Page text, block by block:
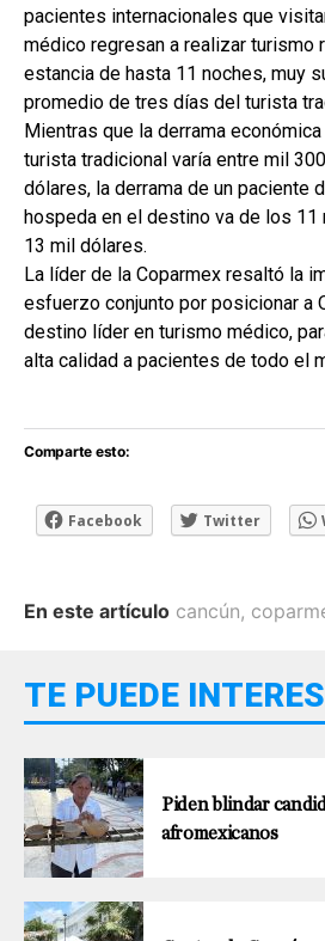
pacientes internacionales que
médico regresan a realizar turismo
estancia de hasta 11 noches, muy
promedio de tres días del turista
Mientras que la derrama
turista tradicional varía entre mil
dólares, la derrama de un paciente
hospeda en el destino va de los
13 mil dólares.
La líder de la Coparmex resaltó la
esfuerzo conjunto por posicionar a
destino líder en turismo médico,
alta calidad a pacientes de todo el
Comparte esto:
Facebook Twitter
En este artículo cancún,
TE PUEDE
Piden blindar
afromexicanos